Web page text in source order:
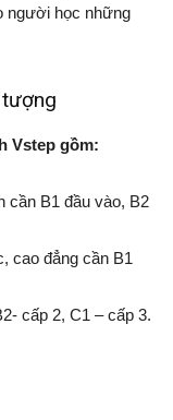
người học những
Vstep gồm:
cần B1 đầu vào, B2
cao đẳng cần B1
cấp 2, C1 – cấp 3.